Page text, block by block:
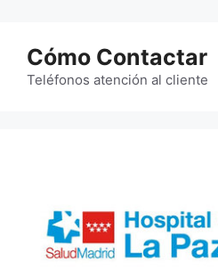
contenido
Cómo Contactar
Teléfonos atención al cliente